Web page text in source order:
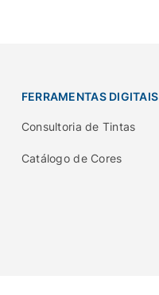
FERRAMENTAS DIGITAIS
Consultoria de Tintas
Catálogo de Cores